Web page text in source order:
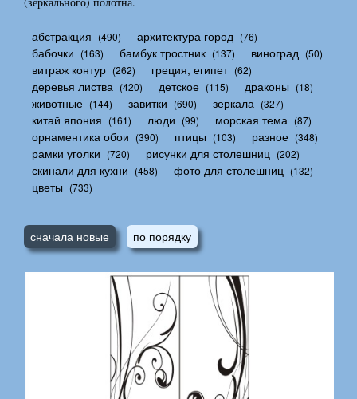
абстракция (490) архитектура город (76)
бабочки (163) бамбук тростник (137) виноград (50)
витраж контур (262) греция, египет (62)
деревья листва (420) детское (115) драконы (18)
животные (144) завитки (690) зеркала (327)
китай япония (161) люди (99) морская тема (87)
орнаментика обои (390) птицы (103) разное (348)
рамки уголки (720) рисунки для столешниц (202)
скинали для кухни (458) фото для столешниц (132)
цветы (733)
сначала новые по порядку